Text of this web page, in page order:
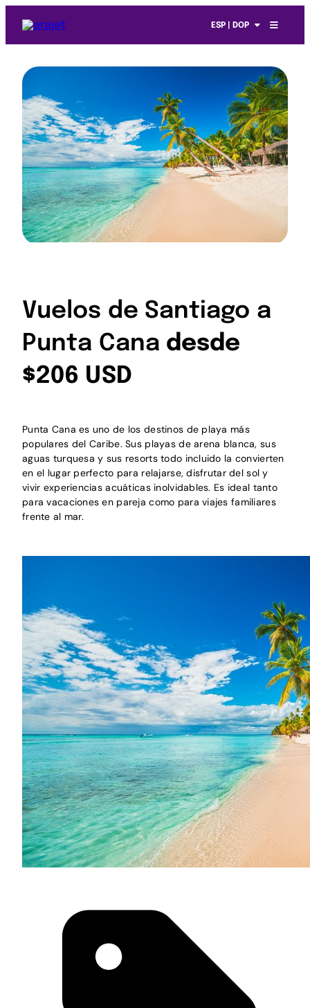
ESP | DOP
Vuelos de Santiago a
Punta Cana desde
$206 USD
Punta Cana es uno de los destinos de playa más
populares del Caribe. Sus playas de arena blanca, sus
aguas turquesa y sus resorts todo incluido la convierten
en el lugar perfecto para relajarse, disfrutar del sol y
vivir experiencias acuáticas inolvidables. Es ideal tanto
para vacaciones en pareja como para viajes familiares
frente al mar.